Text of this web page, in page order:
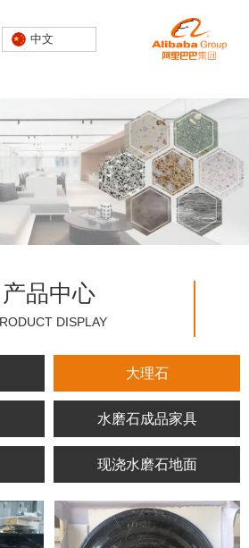
中文
产品中心
DISPLAY
大理石
水磨石成品家具
现浇水磨石地面